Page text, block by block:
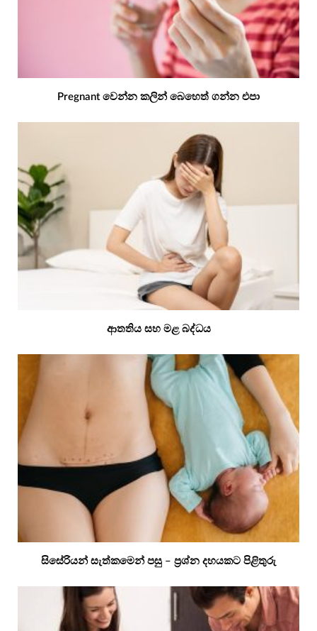
Pregnant වෙන්න කලින් බෙහෙත් ගන්න එපා
ආතතිය සහ මළ බද්ධය
සිසේරියන් සැත්කමෙන් පසු – ප්‍රශ්න දහයකට පිළිතුරු